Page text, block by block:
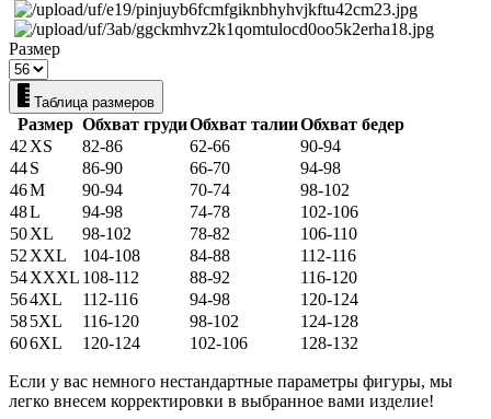
Размер
Таблица размеров
Размер Обхват грудиОбхват талииОбхват бедер
42 XS 82-86 62-66
90-94
44S 86-90 66-70
94-98
46M 90-94 70-74
98-102
48L 94-98 74-78
102-106
50XL 98-102 78-82
106-110
52 XXL 104-108 84-88
112-116
54XXXL 108-112 88-92
116-120
564XL 112-116 94-98
120-124
585XL 116-120 98-102
124-128
606XL 120-124 102-106 128-132
Если у вас немного нестандартные параметры фигуры, мы
легко внесем корректировки в выбранное вами изделие!